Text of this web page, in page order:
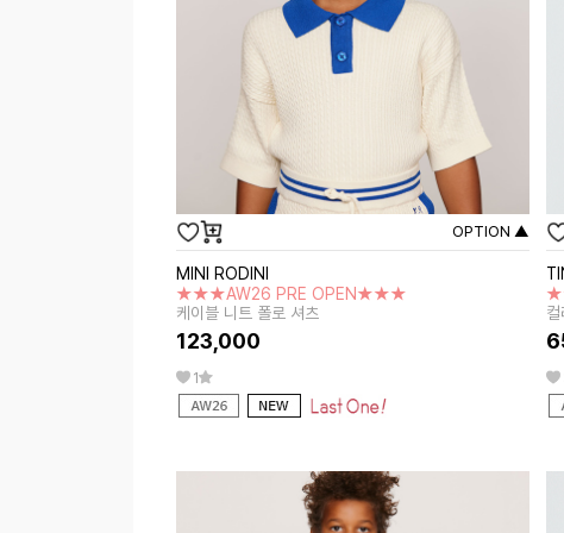
OPTION ▲
MINI RODINI
★★★AW26 PRE OPEN★★★
케이블 니트 폴로 셔츠
123,000
1